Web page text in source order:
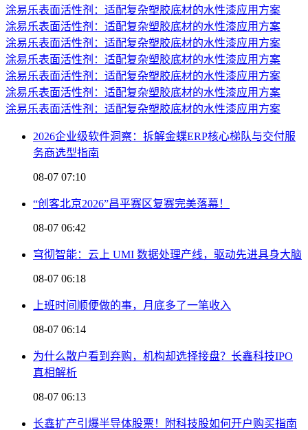
涂易乐表面活性剂：适配复杂塑胶底材的水性漆应用方案
涂易乐表面活性剂：适配复杂塑胶底材的水性漆应用方案
涂易乐表面活性剂：适配复杂塑胶底材的水性漆应用方案
涂易乐表面活性剂：适配复杂塑胶底材的水性漆应用方案
涂易乐表面活性剂：适配复杂塑胶底材的水性漆应用方案
涂易乐表面活性剂：适配复杂塑胶底材的水性漆应用方案
涂易乐表面活性剂：适配复杂塑胶底材的水性漆应用方案
2026企业级软件洞察：拆解金蝶ERP核心梯队与交付服
务商选型指南
08-07 07:10
“创客北京2026”昌平赛区复赛完美落幕！
08-07 06:42
穹彻智能：云上 UMI 数据处理产线，驱动先进具身大脑
08-07 06:18
上班时间顺便做的事，月底多了一笔收入
08-07 06:14
为什么散户看到弃购，机构却选择接盘？长鑫科技IPO
真相解析
08-07 06:13
长鑫扩产引爆半导体股票！附科技股如何开户购买指南